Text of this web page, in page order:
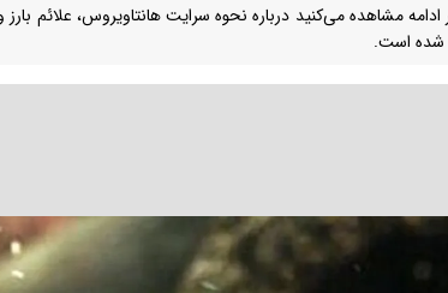
ادامه مشاهده می‌کنید درباره نحوه سرایت هانتاویروس، علائم بارز
شده است.